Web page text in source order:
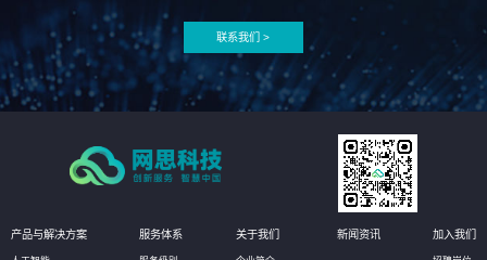
联系我们 >
产品与解决方案 服务体系 关于我们 新闻资讯 加入我们